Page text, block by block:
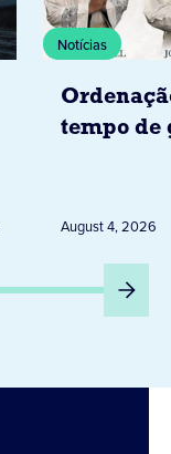
Notícias
tempo de
August 4, 2026